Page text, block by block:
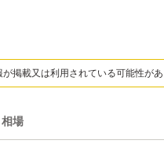
掲載又は利用されている可能性が
相場